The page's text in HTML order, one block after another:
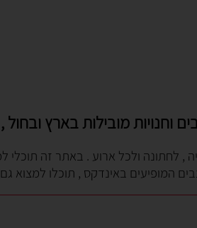
וחנויות מובילות בארץ ובחול
, לחתונה ולכל ארוע . באתר זה
המופיעים באינדקס , תוכלו למצוא